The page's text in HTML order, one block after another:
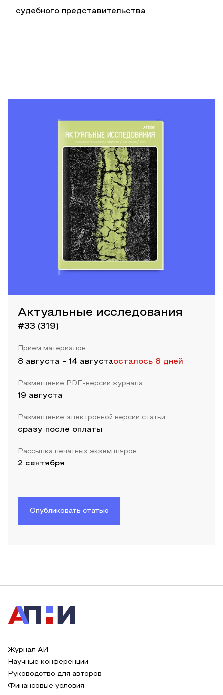
судебного представительства
Актуальные исследования
#33 (319)
Прием материалов
8 августа - 14 августаосталось 8 дней
Размещение PDF-версии журнала
19 августа
Размещение электронной версии статьи
сразу после оплаты
Рассылка печатных экземпляров
2 сентября
Опубликовать статью
Журнал АИ
Научные конференции
Руководство для авторов
Финансовые условия